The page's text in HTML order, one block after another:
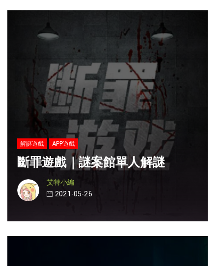
解謎遊戲 APP遊戲
斷罪遊戲｜謎案館單人解謎
艾特小編
2021-05-26